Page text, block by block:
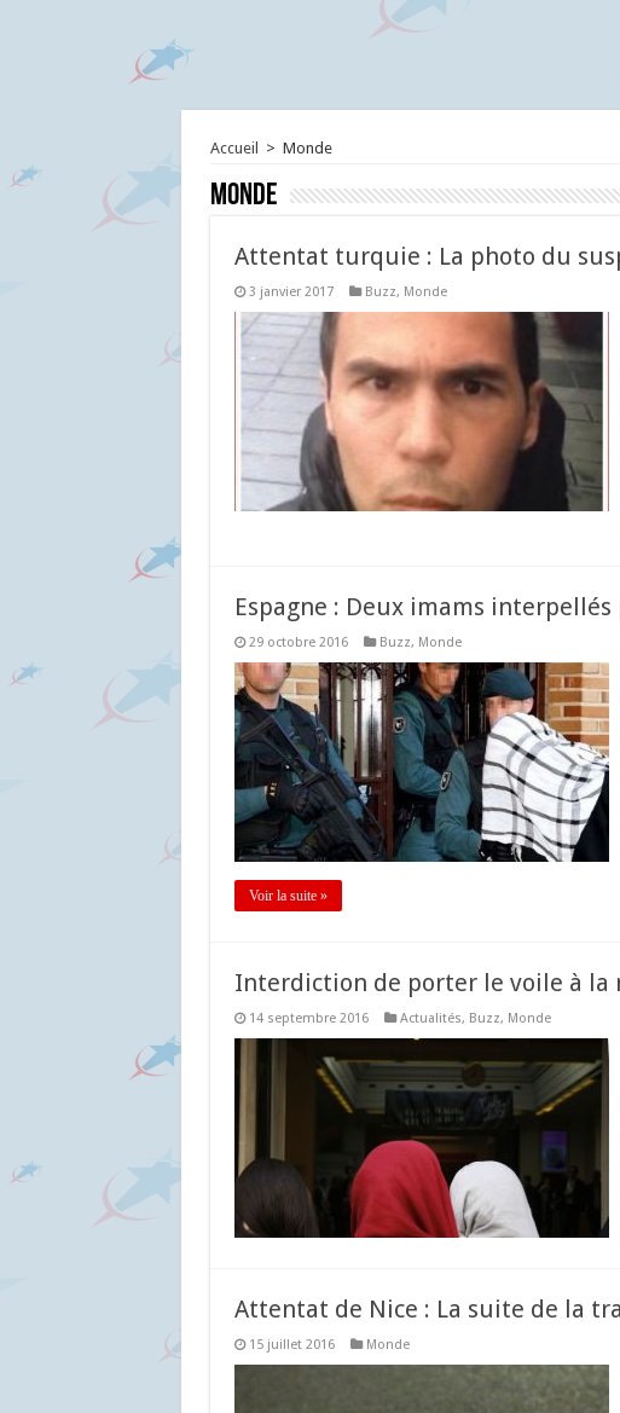
Accueil > Monde
Monde
Attentat turquie : La photo du
3 janvier 2017 Buzz, Monde
Espagne : Deux imams
29 octobre 2016 Buzz, Monde
Voir la suite »
Interdiction de porter le voile à la
14 septembre 2016 Actualités, Buzz, Monde
Attentat de Nice : La suite de la
15 juillet 2016 Monde